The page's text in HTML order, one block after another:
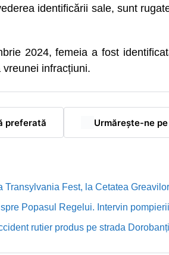
identificării sale, sunt
2024, femeia a fost
infracțiuni.
preferată Urmărește-ne
Fest, la Cetatea
Popasul Regelui. Intervin
rutier produs pe strada